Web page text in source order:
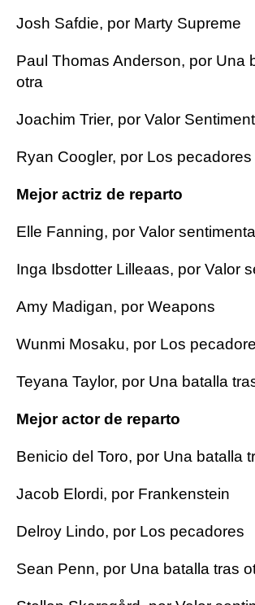
Josh Safdie, por Marty Supreme
Paul Thomas Anderson, por Una
otra
Joachim Trier, por Valor
Ryan Coogler, por Los pecadores
Mejor actriz de reparto
Elle Fanning, por Valor
Inga Ibsdotter Lilleaas, por Valor
Amy Madigan, por Weapons
Wunmi Mosaku, por Los
Teyana Taylor, por Una batalla
Mejor actor de reparto
Benicio del Toro, por Una batalla
Jacob Elordi, por Frankenstein
Delroy Lindo, por Los pecadores
Sean Penn, por Una batalla tras